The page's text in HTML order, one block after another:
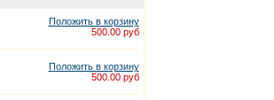
Положить в корзину
500.00 руб
Положить в корзину
500.00 руб